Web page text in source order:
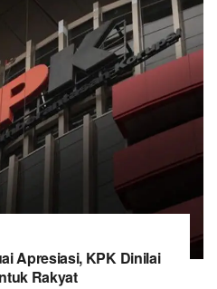
Apresiasi, KPK Dinilai
Rakyat